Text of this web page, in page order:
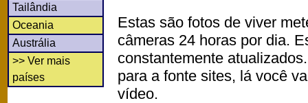
Tailândia
Oceania
Austrália
>> Ver mais
países
Estas são fotos de viver
câmeras 24 horas por dia.
constantemente
para a fonte sites, lá você
vídeo.